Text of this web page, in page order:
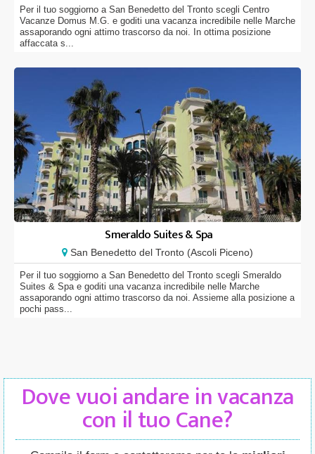
Per il tuo soggiorno a San Benedetto del Tronto scegli Centro
Vacanze Domus M.G. e goditi una vacanza incredibile nelle Marche
assaporando ogni attimo trascorso da noi. In ottima posizione
affaccata s...
Smeraldo Suites & Spa
San Benedetto del Tronto (Ascoli Piceno)
Per il tuo soggiorno a San Benedetto del Tronto scegli Smeraldo
Suites & Spa e goditi una vacanza incredibile nelle Marche
assaporando ogni attimo trascorso da noi. Assieme alla posizione a
pochi pass...
Dove vuoi andare in vacanza
con il tuo Cane?